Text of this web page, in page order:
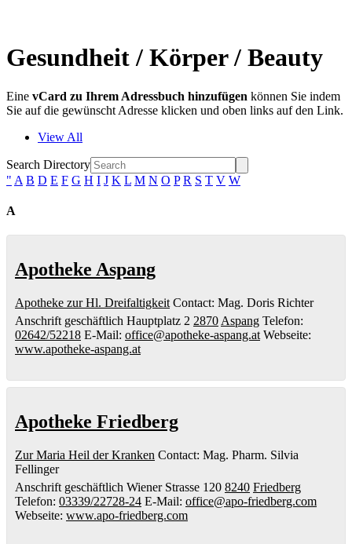
Gesundheit / Körper / Beauty
Eine vCard zu Ihrem Adressbuch hinzufügen können Sie indem
Sie auf die gewünscht Adresse klicken und oben links auf den Link.
View All
Search Directory
" A B D E F G H I J K L M N O P R S T V W
A
Apotheke Aspang
Apotheke zur Hl. Dreifaltigkeit Contact: Mag. Doris Richter
Anschrift geschäftlich Hauptplatz 2 2870 Aspang Telefon:
02642/52218 E-Mail: office@apotheke-aspang.at Webseite:
www.apotheke-aspang.at
Apotheke Friedberg
Zur Maria Heil der Kranken Contact: Mag. Pharm. Silvia
Fellinger
Anschrift geschäftlich Wiener Strasse 120 8240 Friedberg
Telefon: 03339/22728-24 E-Mail: office@apo-friedberg.com
Webseite: www.apo-friedberg.com